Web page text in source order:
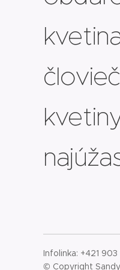
Infolinka: +421
© Copyright